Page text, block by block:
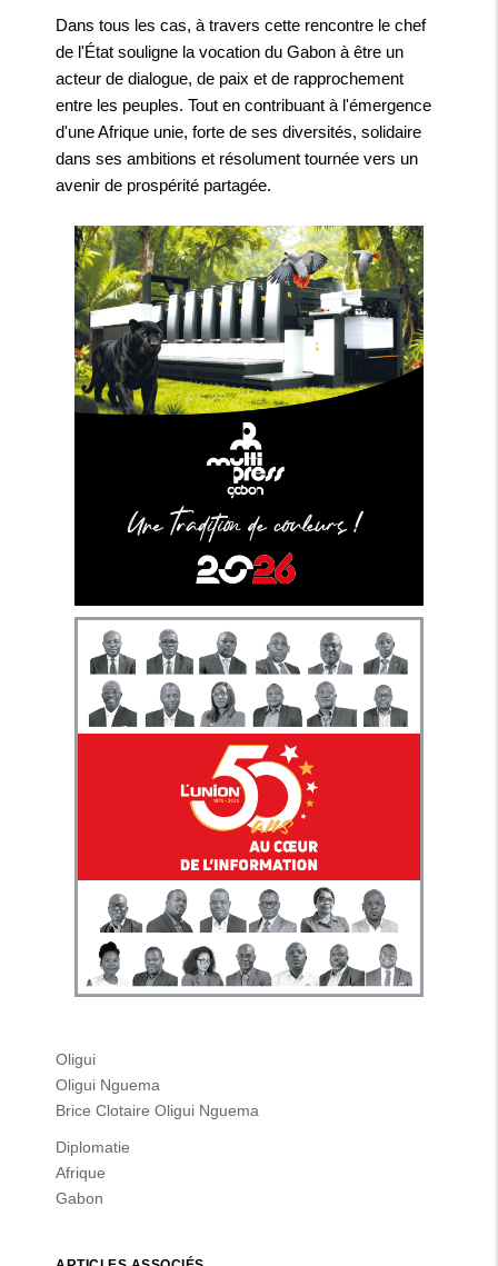
Dans tous les cas, à travers cette rencontre le chef
de l'État souligne la vocation du Gabon à être un
acteur de dialogue, de paix et de rapprochement
entre les peuples. Tout en contribuant à l'émergence
d'une Afrique unie, forte de ses diversités, solidaire
dans ses ambitions et résolument tournée vers un
avenir de prospérité partagée.
Oligui
Oligui Nguema
Brice Clotaire Oligui Nguema
Diplomatie
Afrique
Gabon